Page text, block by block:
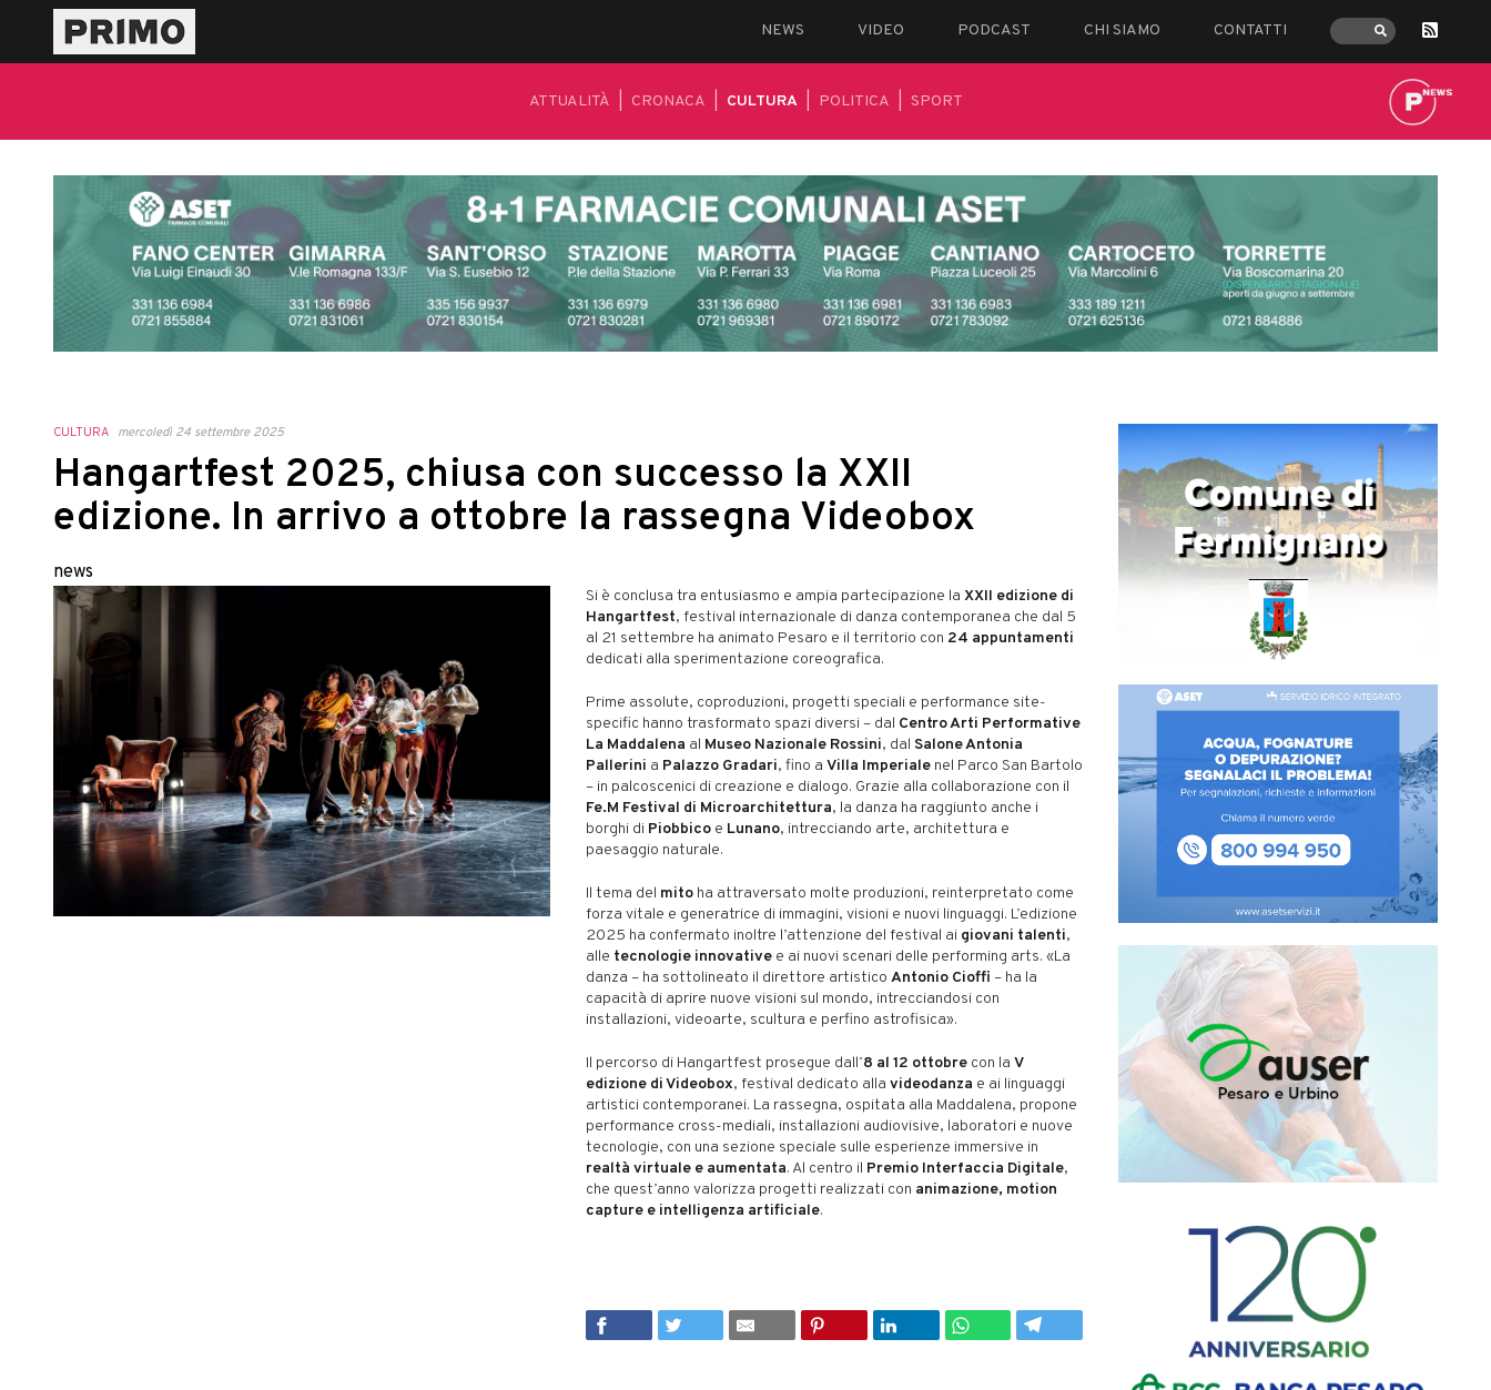
NEWS VIDEO PODCAST CHI SIAMO CONTATTI
ATTUALITÀ CRONACA CULTURA POLITICA SPORT
CULTURA mercoledì 24 settembre 2025
Hangartfest 2025, chiusa con successo la XXII
edizione. In arrivo a ottobre la rassegna Videobox
news
Si è conclusa tra entusiasmo e ampia partecipazione la XXII edizione di
Hangartfest, festival internazionale di danza contemporanea che dal 5
al 21 settembre ha animato Pesaro e il territorio con 24 appuntamenti
dedicati alla sperimentazione coreografica.
Prime assolute, coproduzioni, progetti speciali e performance site-
specific hanno trasformato spazi diversi – dal Centro Arti Performative
La Maddalena al Museo Nazionale Rossini, dal Salone Antonia
Pallerini a Palazzo Gradari, fino a Villa Imperiale nel Parco San Bartolo
– in palcoscenici di creazione e dialogo. Grazie alla collaborazione con il
Fe.M Festival di Microarchitettura, la danza ha raggiunto anche i
borghi di Piobbico e Lunano, intrecciando arte, architettura e
paesaggio naturale.
Il tema del mito ha attraversato molte produzioni, reinterpretato come
forza vitale e generatrice di immagini, visioni e nuovi linguaggi. L’edizione
2025 ha confermato inoltre l’attenzione del festival ai giovani talenti,
alle tecnologie innovative e ai nuovi scenari delle performing arts. «La
danza – ha sottolineato il direttore artistico Antonio Cioffi – ha la
capacità di aprire nuove visioni sul mondo, intrecciandosi con
installazioni, videoarte, scultura e perfino astrofisica».
Il percorso di Hangartfest prosegue dall’8 al 12 ottobre con la V
edizione di Videobox, festival dedicato alla videodanza e ai linguaggi
artistici contemporanei. La rassegna, ospitata alla Maddalena, propone
performance cross-mediali, installazioni audiovisive, laboratori e nuove
tecnologie, con una sezione speciale sulle esperienze immersive in
realtà virtuale e aumentata. Al centro il Premio Interfaccia Digitale,
che quest’anno valorizza progetti realizzati con animazione, motion
capture e intelligenza artificiale.